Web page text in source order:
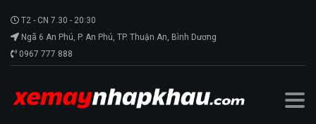
T2 - CN 7.30 - 20:30
Ngã 6 An Phú, P. An Phú, TP. Thuận An, Bình Dương
0967 777 888